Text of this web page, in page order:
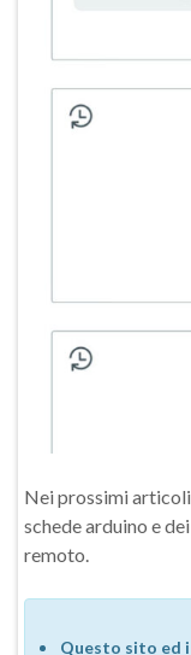
Nei prossimi
schede arduino e
remoto.
Questo sito ed